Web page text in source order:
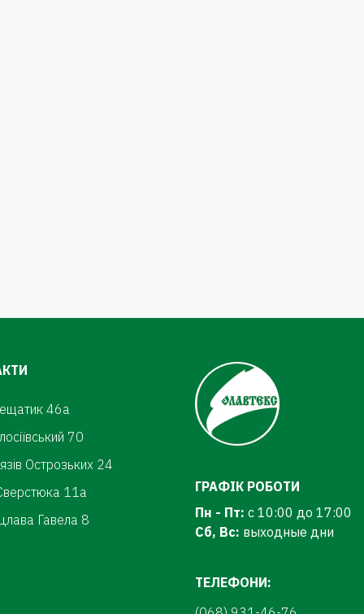
46а
70
Острозьких 24
11а
Гавела 8
ГРАФІК РОБОТИ
Пн - Пт: с 10:00 до 17:00
Сб, Вс: выходные дни
ТЕЛЕФОНИ: